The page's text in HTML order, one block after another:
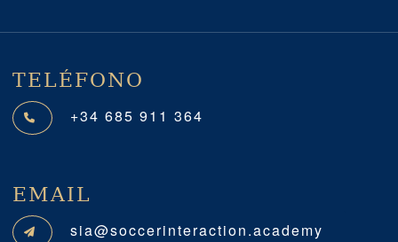
TELÉFONO
+34 685 911 364
EMAIL
sia@soccerinteraction.academy